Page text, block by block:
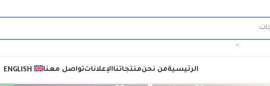
الرئيسيةمن نحنمنتجاتناالإعلاناتتواصل معنا ENGLISH